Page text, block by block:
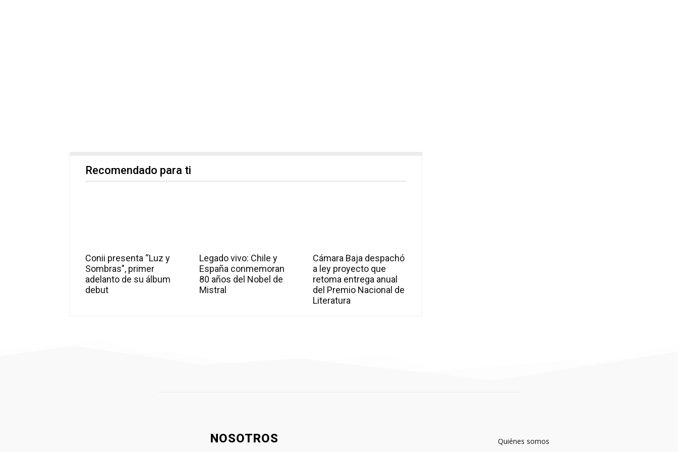
Recomendado para ti
Conii presenta “Luz y
Sombras”, primer
adelanto de su álbum
debut
Legado vivo: Chile y
España conmemoran
80 años del Nobel de
Mistral
Cámara Baja despachó
a ley proyecto que
retoma entrega anual
del Premio Nacional de
Literatura
NOSOTROS
Quiénes somos